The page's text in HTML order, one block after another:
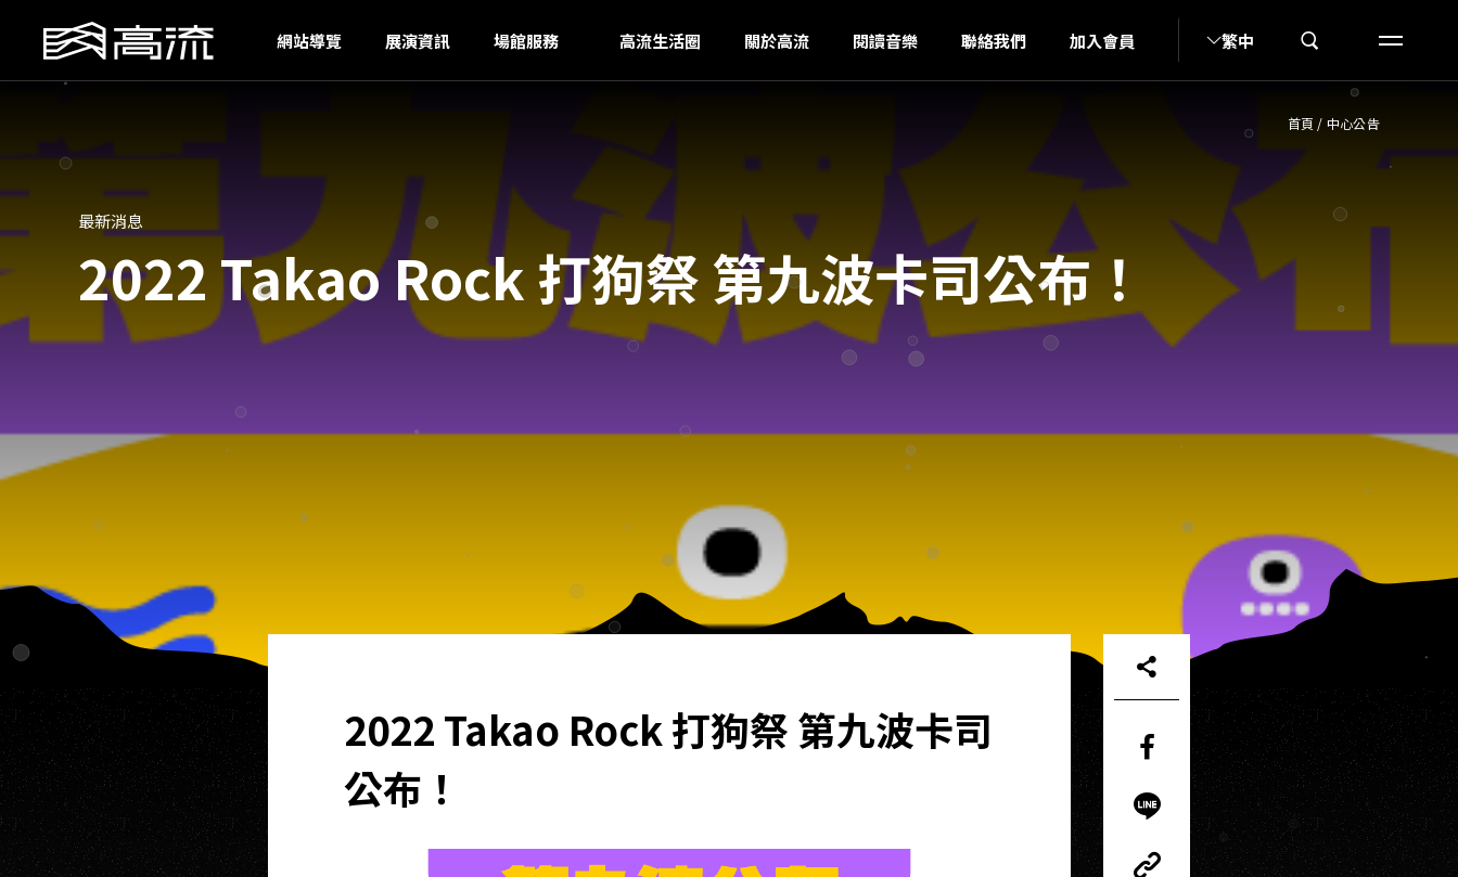
網站導覽 展演資訊 場館服務 高流生活圈 關於高流 閱讀音樂 聯絡我們 加入會員 繁中
首頁 / 中心公告
最新消息
2022 Takao Rock 打狗祭 第九波卡司公布！
2022 Takao Rock 打狗祭 第九波卡司
公布！
Share
Facebook
Share
on
LINE